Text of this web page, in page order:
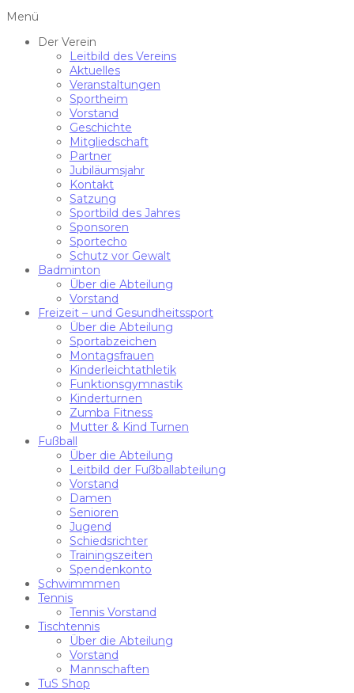
Menü
Der Verein
Leitbild des Vereins
Aktuelles
Veranstaltungen
Sportheim
Vorstand
Geschichte
Mitgliedschaft
Partner
Jubiläumsjahr
Kontakt
Satzung
Sportbild des Jahres
Sponsoren
Sportecho
Schutz vor Gewalt
Badminton
Über die Abteilung
Vorstand
Freizeit – und Gesundheitssport
Über die Abteilung
Sportabzeichen
Montagsfrauen
Kinderleichtathletik
Funktionsgymnastik
Kinderturnen
Zumba Fitness
Mutter & Kind Turnen
Fußball
Über die Abteilung
Leitbild der Fußballabteilung
Vorstand
Damen
Senioren
Jugend
Schiedsrichter
Trainingszeiten
Spendenkonto
Schwimmmen
Tennis
Tennis Vorstand
Tischtennis
Über die Abteilung
Vorstand
Mannschaften
TuS Shop